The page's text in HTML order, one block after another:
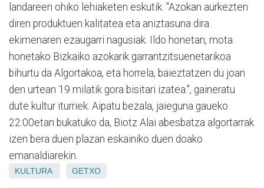
landareen ohiko lehiaketen eskutik. "Azokan aurkezten
diren produktuen kalitatea eta aniztasuna dira
ekimenaren ezaugarri nagusiak. Ildo honetan, mota
honetako Bizkaiko azokarik garrantzitsuenetarikoa
bihurtu da Algortakoa, eta horrela, baieztatzen du joan
den urtean 19 milatik gora bisitari izatea.", gaineratu
dute kultur iturriek. Aipatu bezala, jaieguna gaueko
22:00etan bukatuko da, Biotz Alai abesbatza algortarrak
izen bera duen plazan eskainiko duen doako
emanaldiarekin.
KULTURA GETXO